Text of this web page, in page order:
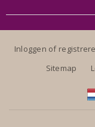
Inloggen of
Sitemap